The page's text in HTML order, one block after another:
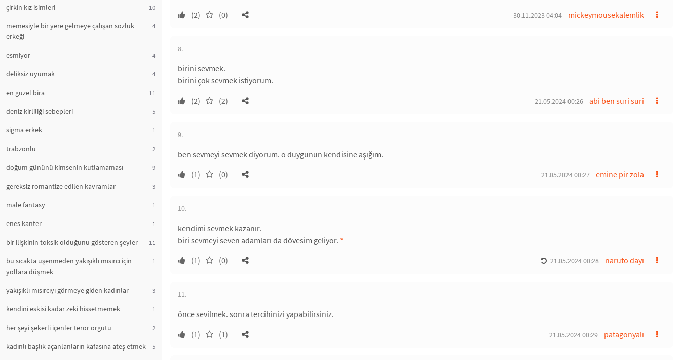
çirkin kız isimleri 10
memesiyle bir yere gelmeye çalışan sözlük
erkeği
4
esmiyor 4
deliksiz uyumak 4
en güzel bira 11
deniz kirliliği sebepleri 5
sigma erkek 1
trabzonlu 2
doğum gününü kimsenin kutlamaması 9
gereksiz romantize edilen kavramlar 3
male fantasy 1
enes kanter 1
bir ilişkinin toksik olduğunu gösteren şeyler 11
bu sıcakta üşenmeden yakışıklı mısırcı için
yollara düşmek
1
yakışıklı mısırcıyı görmeye giden kadınlar 3
kendini eskisi kadar zeki hissetmemek 1
her şeyi şekerli içenler terör örgütü 2
kadınlı başlık açanlanların kafasına ateş etmek 5
(2)
(0) mickeymousekalemlik
30.11.2023 04:04
8.
birini sevmek.
birini çok sevmek istiyorum.
(2)
(2) abi ben suri suri
21.05.2024 00:26
9.
ben sevmeyi sevmek diyorum. o duygunun kendisine aşığım.
(1)
(0) emine pir zola
21.05.2024 00:27
10.
kendimi sevmek kazanır.
biri sevmeyi seven adamları da dövesim geliyor. *
(1)
(0) naruto dayı
21.05.2024 00:28
11.
önce sevilmek. sonra tercihinizi yapabilirsiniz.
(1)
(1) patagonyalı
21.05.2024 00:29